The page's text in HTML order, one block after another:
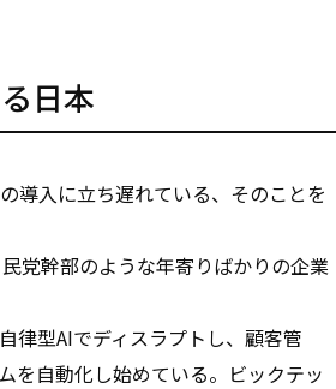
日本
導入に立ち遅れている、そのことを
党幹部のような年寄りばかりの企業
律型AIでディスラプトし、顧客管
を自動化し始めている。ビックテッ